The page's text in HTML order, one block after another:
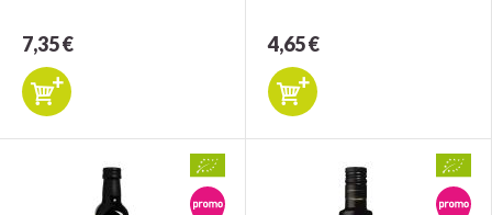
7,35 € 4,65 €